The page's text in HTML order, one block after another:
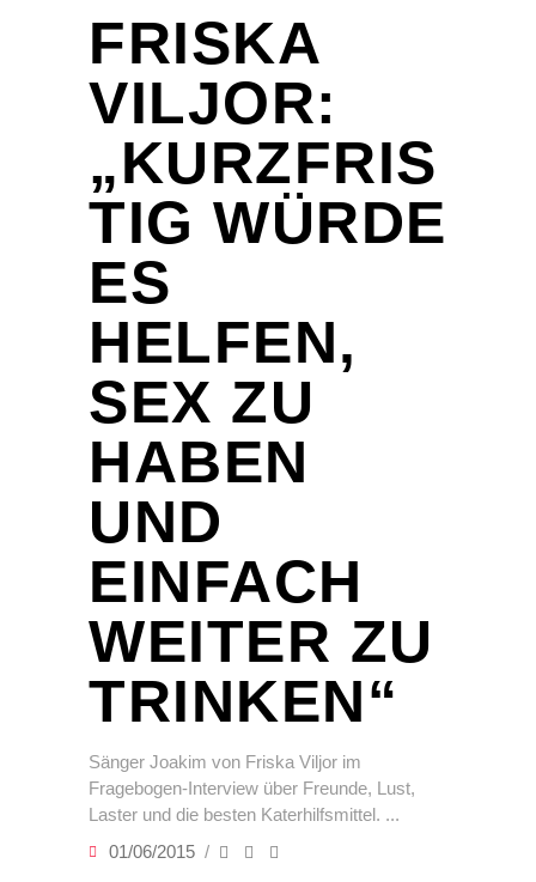
FRISKA
VILJOR:
„KURZFRIS
TIG WÜRDE
ES
HELFEN,
SEX ZU
HABEN
UND
EINFACH
WEITER ZU
TRINKEN“
Sänger Joakim von Friska Viljor im
Fragebogen-Interview über Freunde, Lust,
Laster und die besten Katerhilfsmittel.
01/06/2015